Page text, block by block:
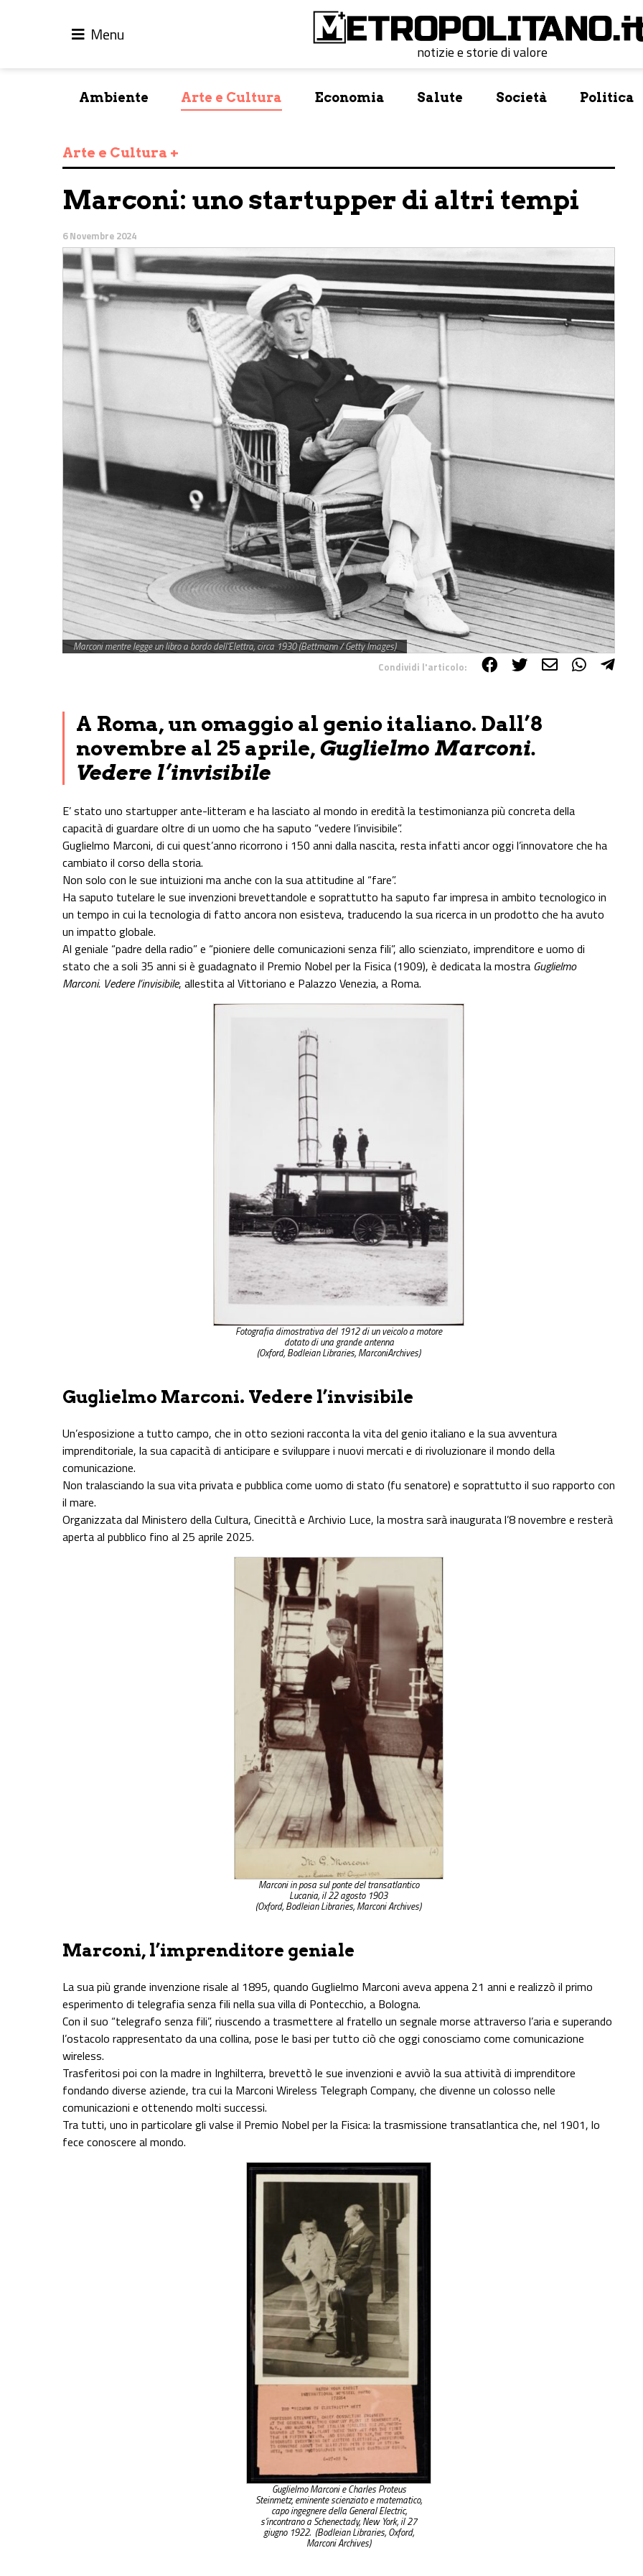
Menu
notizie e storie di valore
Ambiente Arte e Cultura Economia Salute Società Politica
Arte e Cultura +
Marconi: uno startupper di altri tempi
6 Novembre 2024
Marconi mentre legge un libro a bordo dell’Elettra, circa 1930 (Bettmann / Getty Images)
Condividi l'articolo:
A Roma, un omaggio al genio italiano. Dall’8
novembre al 25 aprile, Guglielmo Marconi.
Vedere l’invisibile
E’ stato uno startupper ante-litteram e ha lasciato al mondo in eredità la testimonianza più concreta della
capacità di guardare oltre di un uomo che ha saputo “vedere l’invisibile”.
Guglielmo Marconi, di cui quest’anno ricorrono i 150 anni dalla nascita, resta infatti ancor oggi l’innovatore che ha
cambiato il corso della storia.
Non solo con le sue intuizioni ma anche con la sua attitudine al “fare”.
Ha saputo tutelare le sue invenzioni brevettandole e soprattutto ha saputo far impresa in ambito tecnologico in
un tempo in cui la tecnologia di fatto ancora non esisteva, traducendo la sua ricerca in un prodotto che ha avuto
un impatto globale.
Al geniale “padre della radio” e “pioniere delle comunicazioni senza fili”, allo scienziato, imprenditore e uomo di
stato che a soli 35 anni si è guadagnato il Premio Nobel per la Fisica (1909), è dedicata la mostra Guglielmo
Marconi. Vedere l’invisibile, allestita al Vittoriano e Palazzo Venezia, a Roma.
Fotografia dimostrativa del 1912 di un veicolo a motore
dotato di una grande antenna
(Oxford, Bodleian Libraries, MarconiArchives)
Guglielmo Marconi. Vedere l’invisibile
Un’esposizione a tutto campo, che in otto sezioni racconta la vita del genio italiano e la sua avventura
imprenditoriale, la sua capacità di anticipare e sviluppare i nuovi mercati e di rivoluzionare il mondo della
comunicazione.
Non tralasciando la sua vita privata e pubblica come uomo di stato (fu senatore) e soprattutto il suo rapporto con
il mare.
Organizzata dal Ministero della Cultura, Cinecittà e Archivio Luce, la mostra sarà inaugurata l’8 novembre e resterà
aperta al pubblico fino al 25 aprile 2025.
Marconi in posa sul ponte del transatlantico
Lucania, il 22 agosto 1903
(Oxford, Bodleian Libraries, Marconi Archives)
Marconi, l’imprenditore geniale
La sua più grande invenzione risale al 1895, quando Guglielmo Marconi aveva appena 21 anni e realizzò il primo
esperimento di telegrafia senza fili nella sua villa di Pontecchio, a Bologna.
Con il suo “telegrafo senza fili”, riuscendo a trasmettere al fratello un segnale morse attraverso l’aria e superando
l’ostacolo rappresentato da una collina, pose le basi per tutto ciò che oggi conosciamo come comunicazione
wireless.
Trasferitosi poi con la madre in Inghilterra, brevettò le sue invenzioni e avviò la sua attività di imprenditore
fondando diverse aziende, tra cui la Marconi Wireless Telegraph Company, che divenne un colosso nelle
comunicazioni e ottenendo molti successi.
Tra tutti, uno in particolare gli valse il Premio Nobel per la Fisica: la trasmissione transatlantica che, nel 1901, lo
fece conoscere al mondo.
Guglielmo Marconi e Charles Proteus
Steinmetz, eminente scienziato e matematico,
capo ingegnere della General Electric,
s’incontrano a Schenectady, New York, il 27
giugno 1922. (Bodleian Libraries, Oxford,
Marconi Archives)